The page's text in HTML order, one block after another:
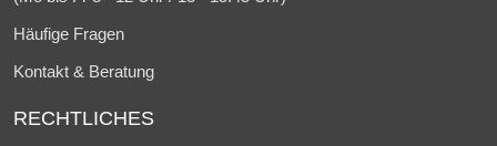
Häufige Fragen
Kontakt & Beratung
RECHTLICHES